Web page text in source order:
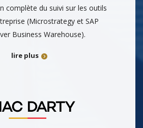
complète du suivi sur les outils
(Microstrategy et SAP
Business Warehouse).
lire plus